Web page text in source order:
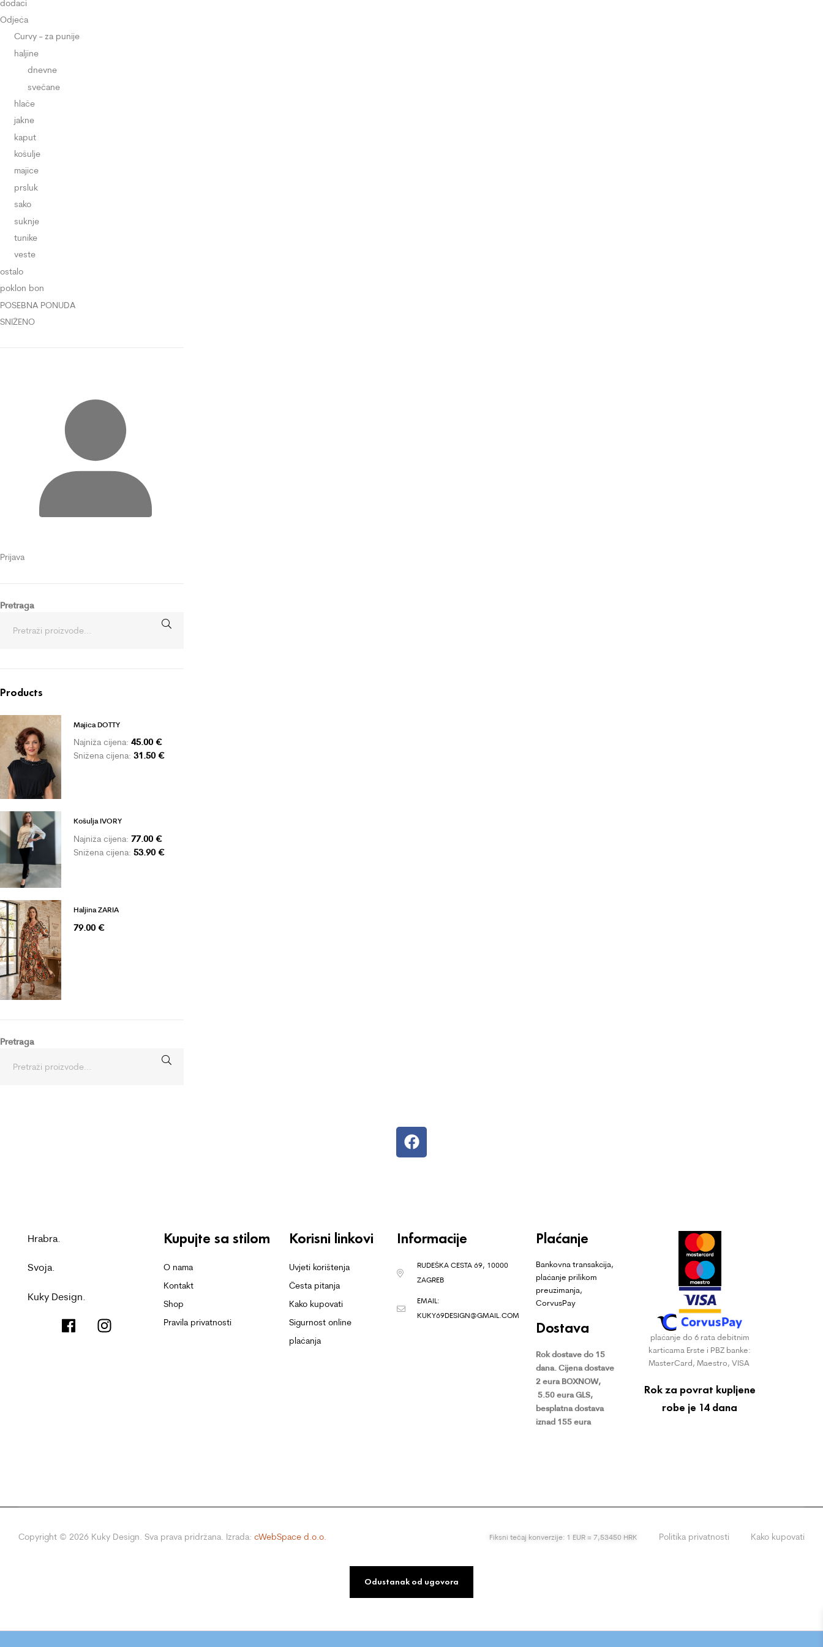
dodaci
Odjeća
Curvy - za punije
haljine
dnevne
svečane
hlače
jakne
kaput
košulje
majice
prsluk
sako
suknje
tunike
veste
ostalo
poklon bon
POSEBNA PONUDA
SNIŽENO
Prijava
Pretraga
Products
Majica DOTTY
Najniža cijena: 45.00 €
Snižena cijena: 31.50 €
Košulja IVORY
Najniža cijena: 77.00 €
Snižena cijena: 53.90 €
Haljina ZARIA
79.00 €
Pretraga
Hrabra.
Svoja.
Kuky Design.
Kupujte sa stilom
O nama
Kontakt
Shop
Pravila privatnosti
Korisni linkovi
Uvjeti korištenja
Česta pitanja
Kako kupovati
Sigurnost online
plaćanja
Informacije
RUDEŠKA CESTA 69, 10000
ZAGREB
EMAIL:
KUKY69DESIGN@GMAIL.COM
Plaćanje
Bankovna transakcija,
plaćanje prilikom
preuzimanja,
CorvusPay
Dostava
Rok dostave do 15
dana. Cijena dostave
2 eura BOXNOW,
5.50 eura GLS,
besplatna dostava
iznad 155 eura
plaćanje do 6 rata debitnim
karticama Erste i PBZ banke:
MasterCard, Maestro, VISA
Rok za povrat kupljene
robe je 14 dana
Copyright © 2026 Kuky Design. Sva prava pridržana. Izrada: cWebSpace d.o.o. Fiksni tečaj konverzije: 1 EUR = 7,53450 HRK Politika privatnosti Kako kupovati
Odustanak od ugovora